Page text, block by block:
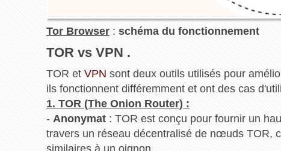
Tor Browser: schéma du fonctionnement
TOR vs VPN .
TOR et VPN sont deux outils utilisés pour
ils fonctionnent différemment et ont des cas
1. TOR (The Onion Router) :
- Anonymat : TOR est conçu pour fournir un
travers un réseau décentralisé de nœuds TOR,
similaires à un oignon.